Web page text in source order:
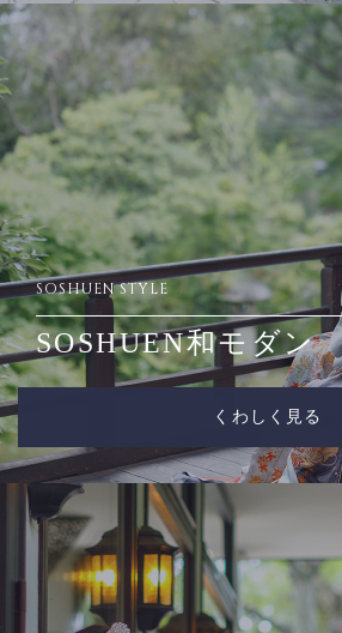
SOSHUEN STYLE
SOSHUEN和モダン
くわしく見る